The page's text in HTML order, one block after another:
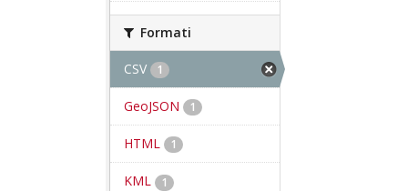
Formati
CSV 1
GeoJSON 1
HTML 1
KML 1